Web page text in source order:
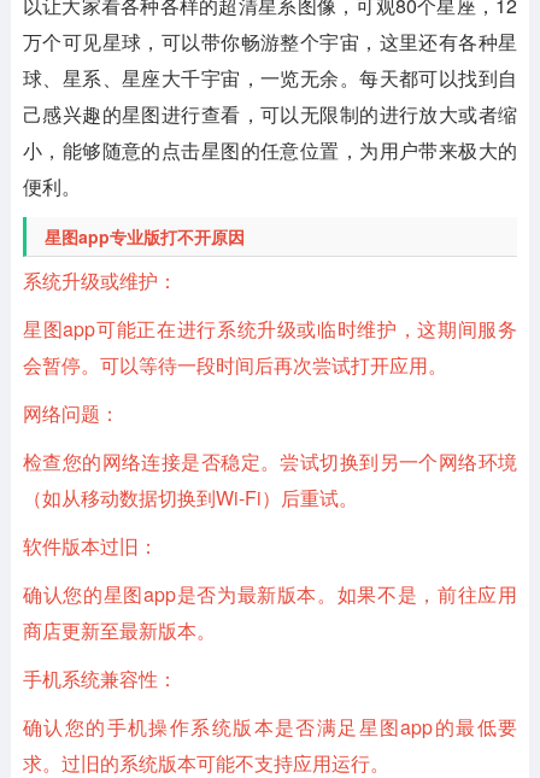
万个可见星球，可以带你畅游整个宇宙，这里还有各种星
球、星系、星座大千宇宙，一览无余。每天都可以找到自
己感兴趣的星图进行查看，可以无限制的进行放大或者缩
小，能够随意的点击星图的任意位置，为用户带来极大的
便利。
星图app专业版打不开原因
系统升级或维护：
星图app可能正在进行系统升级或临时维护，这期间服务
会暂停。可以等待一段时间后再次尝试打开应用。
网络问题：
检查您的网络连接是否稳定。尝试切换到另一个网络环境
（如从移动数据切换到Wi-Fi）后重试。
软件版本过旧：
确认您的星图app是否为最新版本。如果不是，前往应用
商店更新至最新版本。
手机系统兼容性：
确认您的手机操作系统版本是否满足星图app的最低要
求。过旧的系统版本可能不支持应用运行。